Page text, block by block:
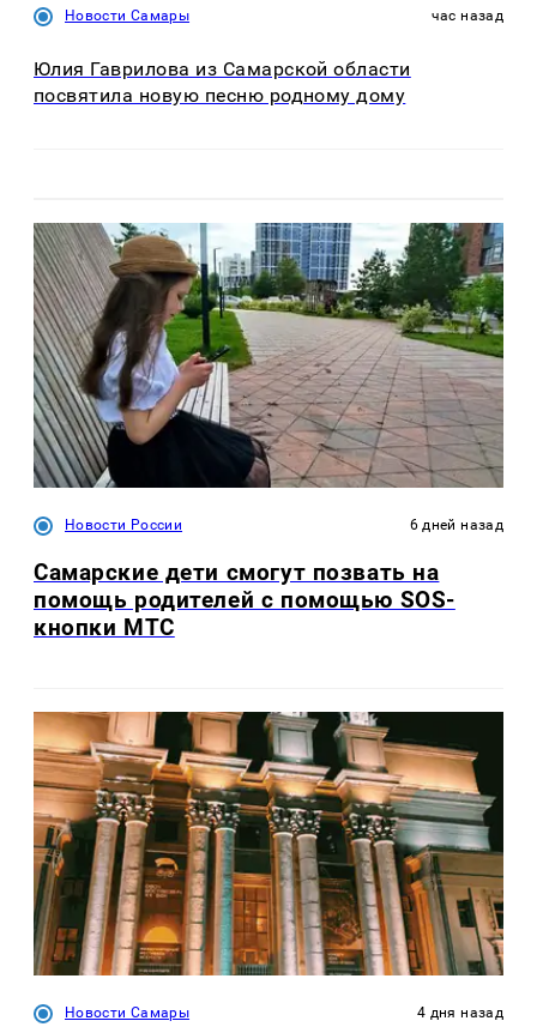
Новости Самары час назад
Юлия Гаврилова из Самарской области
посвятила новую песню родному дому
Новости России 6 дней назад
Самарские дети смогут позвать на
помощь родителей с помощью SOS-
кнопки МТС
Новости Самары 4 дня назад